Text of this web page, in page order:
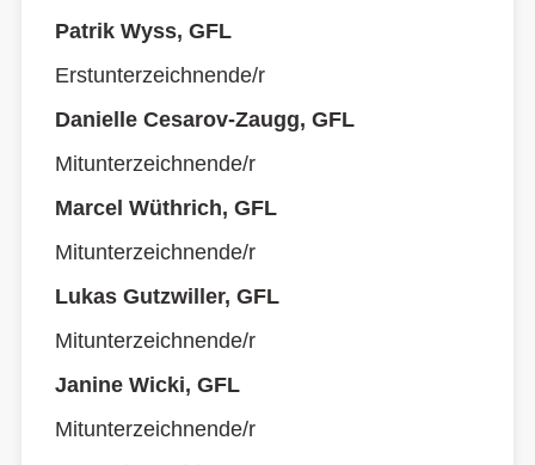
Patrik Wyss, GFL
Erstunterzeichnende/r
Danielle Cesarov-Zaugg, GFL
Mitunterzeichnende/r
Marcel Wüthrich, GFL
Mitunterzeichnende/r
Lukas Gutzwiller, GFL
Mitunterzeichnende/r
Janine Wicki, GFL
Mitunterzeichnende/r